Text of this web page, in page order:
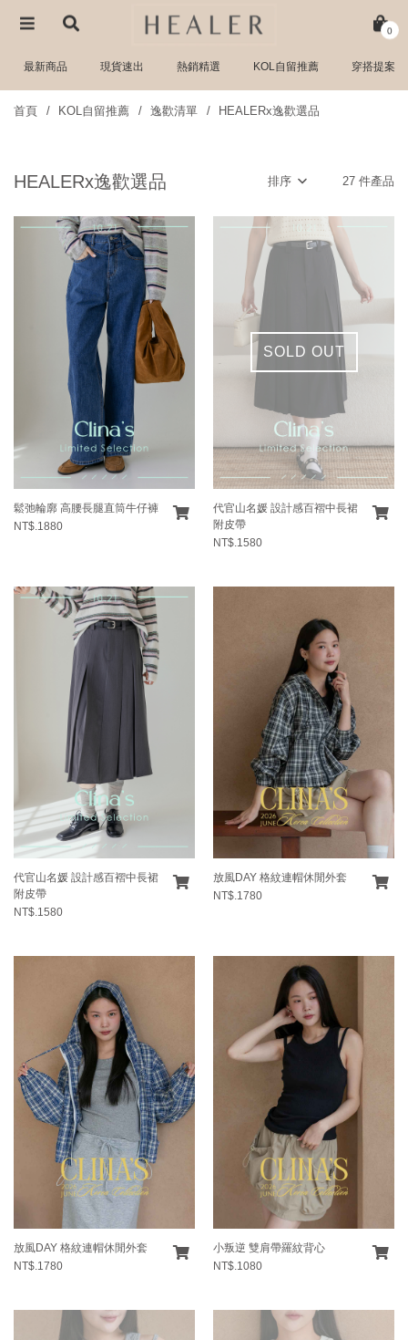
0
最新商品 現貨速出 熱銷精選 KOL自留推薦 穿搭提案
首頁 KOL自留推薦 逸歡清單 HEALERx逸歡選品
HEALERx逸歡選品 排序 27 件產品
鬆弛輪廓 高腰長腿直筒牛仔褲
NT$.1880
SOLD OUT
代官山名媛 設計感百褶中長裙
附皮帶
NT$.1580
代官山名媛 設計感百褶中長裙
附皮帶
NT$.1580
放風DAY 格紋連帽休閒外套
NT$.1780
放風DAY 格紋連帽休閒外套
NT$.1780
小叛逆 雙肩帶羅紋背心
NT$.1080